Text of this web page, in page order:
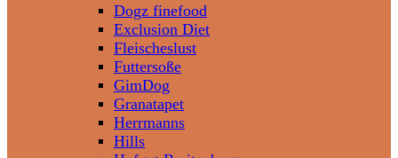
Dogz finefood
Exclusion Diet
Fleischeslust
Futtersoße
GimDog
Granatapet
Herrmanns
Hills